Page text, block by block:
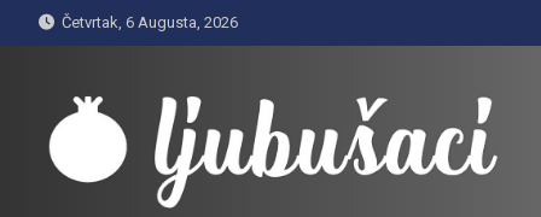
to
Četvrtak, 6 Augusta, 2026